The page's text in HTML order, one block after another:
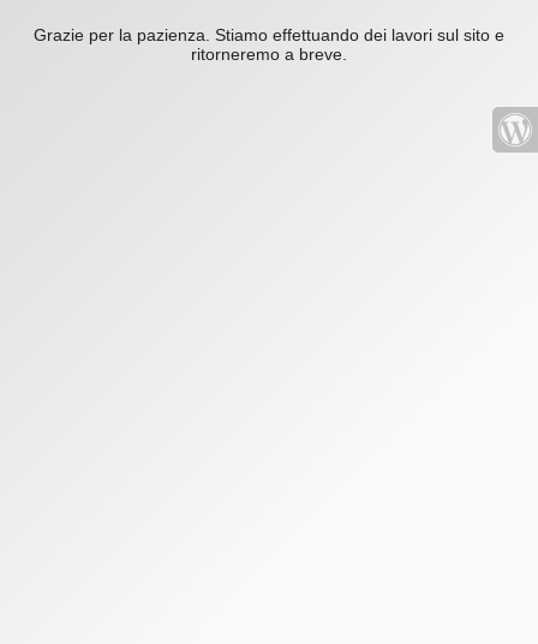
Grazie per la pazienza. Stiamo effettuando dei lavori sul sito e
ritorneremo a breve.